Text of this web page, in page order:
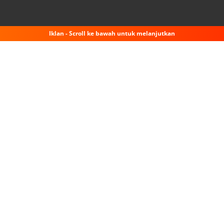
Iklan - Scroll ke bawah untuk melanjutkan